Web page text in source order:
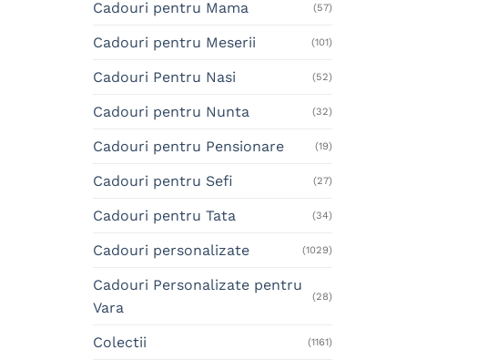
Cadouri pentru Mama (57)
Cadouri pentru Meserii (101)
Cadouri Pentru Nasi (52)
Cadouri pentru Nunta (32)
Cadouri pentru Pensionare (19)
Cadouri pentru Sefi (27)
Cadouri pentru Tata (34)
Cadouri personalizate (1029)
Cadouri Personalizate pentru
Vara
(28)
Colectii (1161)